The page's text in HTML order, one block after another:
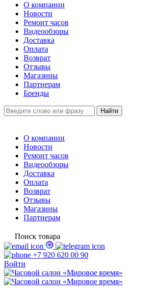
О компании
Новости
Ремонт часов
Видеообзоры
Доставка
Оплата
Возврат
Отзывы
Магазины
Партнерам
Бренды
О компании
Новости
Ремонт часов
Видеообзоры
Доставка
Оплата
Возврат
Отзывы
Магазины
Партнерам
Поиск товара
+7 920 620 00 90
Войти